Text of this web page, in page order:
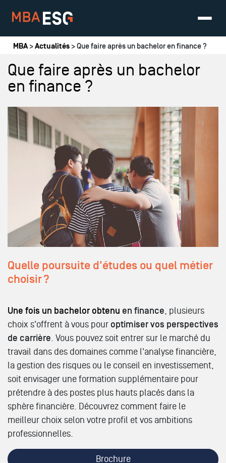
Vous êtes ici
MBA>Actualités > Que faire après un bachelor en finance ?
Que faire après un bachelor
en finance ?
Quelle poursuite d'études ou quel métier
choisir ?
Une fois un bachelor obtenu en finance , plusieurs
choix s'offrent à vous pour optimiser vos perspectives
de carrière . Vous pouvez soit entrer sur le marché du
travail dans des domaines comme l'analyse financière,
la gestion des risques ou le conseil en investissement,
soit envisager une formation supplémentaire pour
prétendre à des postes plus hauts placés dans la
sphère financière. Découvrez comment faire le
meilleur choix selon votre profil et vos ambitions
professionnelles.
Brochure